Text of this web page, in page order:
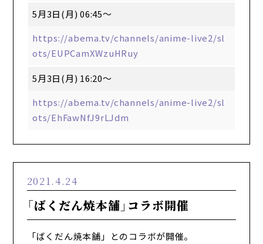
5月3日(月) 06:45～
https://abema.tv/channels/anime-live2/sl
ots/EUPCamXWzuHRuy
5月3日(月) 16:20〜
https://abema.tv/channels/anime-live2/sl
ots/EhFawNfJ9rLJdm
2021.4.24
「ばくだん焼本舗」コラボ開催
「ばくだん焼本舗」とのコラボが開催。